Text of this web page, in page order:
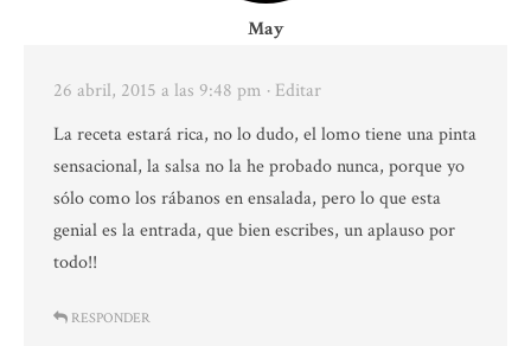
May
26 abril, 2015 a las 9:48 pm · Editar
La receta estará rica, no lo dudo, el lomo tiene una pinta
sensacional, la salsa no la he probado nunca, porque yo
sólo como los rábanos en ensalada, pero lo que esta
genial es la entrada, que bien escribes, un aplauso por
todo!!
RESPONDER